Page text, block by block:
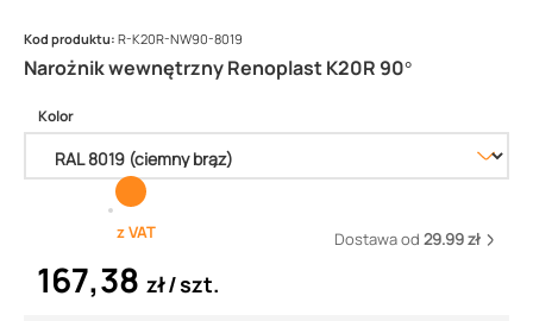
Narożnik wewnętrzny Renoplast K20R 90°
Kod produktu: R-K20R-NW90-8019
Kolor
z VAT Dostawa od 29.99 zł
167,38 zł szt.